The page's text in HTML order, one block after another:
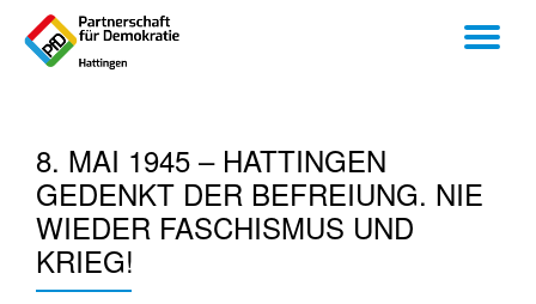
8. MAI 1945 – HATTINGEN
GEDENKT DER BEFREIUNG. NIE
WIEDER FASCHISMUS UND
KRIEG!